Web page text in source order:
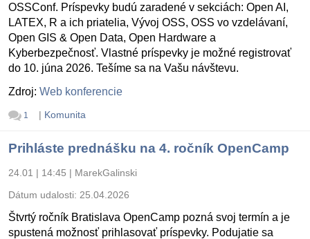
OSSConf. Príspevky budú zaradené v sekciách: Open AI,
LATEX, R a ich priatelia, Vývoj OSS, OSS vo vzdelávaní,
Open GIS & Open Data, Open Hardware a
Kyberbezpečnosť. Vlastné príspevky je možné registrovať
do 10. júna 2026. Tešíme sa na Vašu návštevu.
Zdroj: Web konferencie
1 | Komunita
Prihláste prednášku na 4. ročník OpenCamp
24.01 | 14:45 | MarekGalinski
Dátum udalosti: 25.04.2026
Štvrtý ročník Bratislava OpenCamp pozná svoj termín a je
spustená možnosť prihlasovať príspevky. Podujatie sa